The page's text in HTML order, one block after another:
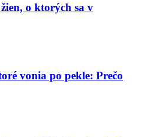
o ktorých sa v
vonia po pekle: Prečo